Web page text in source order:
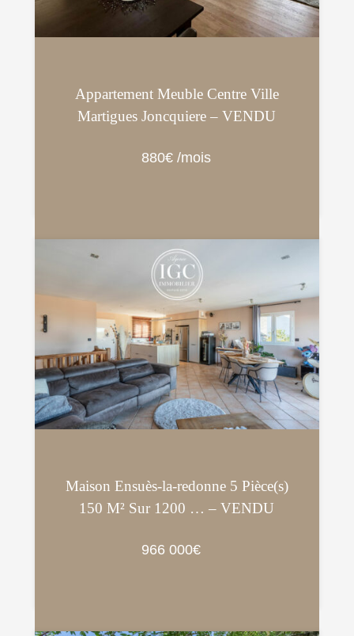
Appartement Meuble Centre Ville
Martigues Joncquiere – VENDU
880€ /mois
Maison Ensuès-la-redonne 5 Pièce(s)
150 M² Sur 1200 … – VENDU
966 000€